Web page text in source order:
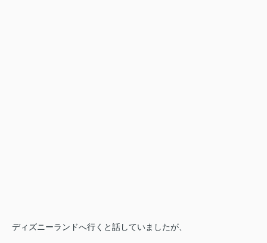
ディズニーランドへ行くと話していましたが、